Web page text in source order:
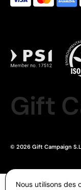
Gift
© 2026 Gift Campaign
Nous utilisons des